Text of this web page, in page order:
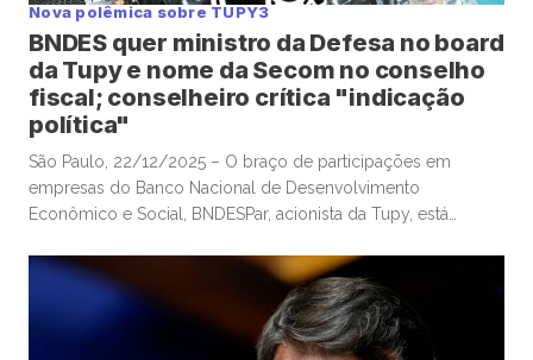
Nova polêmica sobre TUPY3
BNDES quer ministro da Defesa no board
da Tupy e nome da Secom no conselho
fiscal; conselheiro crítica "indicação
política"
São Paulo, 22/12/2025 – O braço de participações em
empresas do Banco Nacional de Desenvolvimento
Econômico e Social, BNDESPar, acionista da Tupy, está
de Contas da União, José Mucio Monteiro Filho, para cargo
no conselho da companhia metalúrgica, após a renúncia de
um indicado anterior do […]